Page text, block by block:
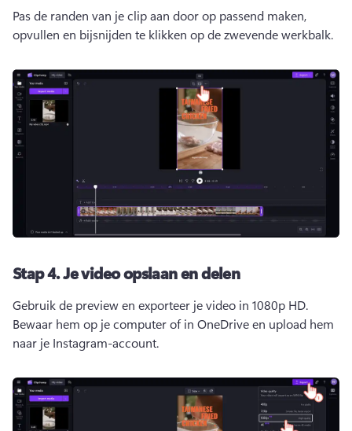
Pas de randen van je clip aan door op passend maken,
opvullen en bijsnijden te klikken op de zwevende werkbalk.
Stap 4.Je video opslaan en delen
Gebruik de preview en exporteer je video in 1080p HD.
Bewaar hem op je computer of in OneDrive en upload hem
naar je Instagram-account.